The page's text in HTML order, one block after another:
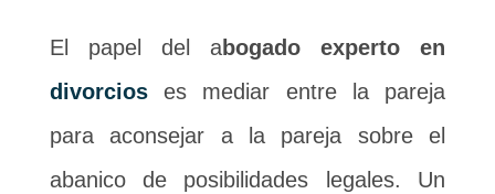
El papel del abogado experto en
divorcioses mediar entre la pareja
para aconsejar a la pareja sobre el
abanico de posibilidades legales. Un